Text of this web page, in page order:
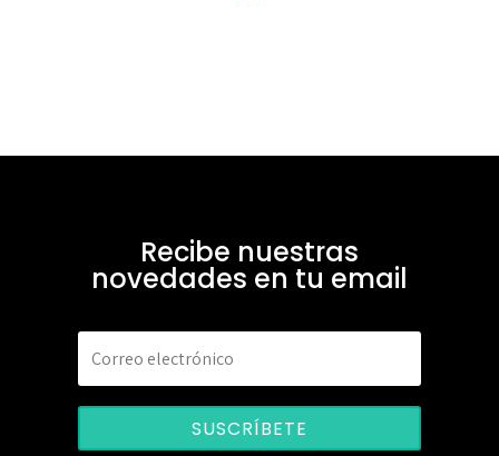
Recibe nuestras
novedades en tu email
SUSCRÍBETE